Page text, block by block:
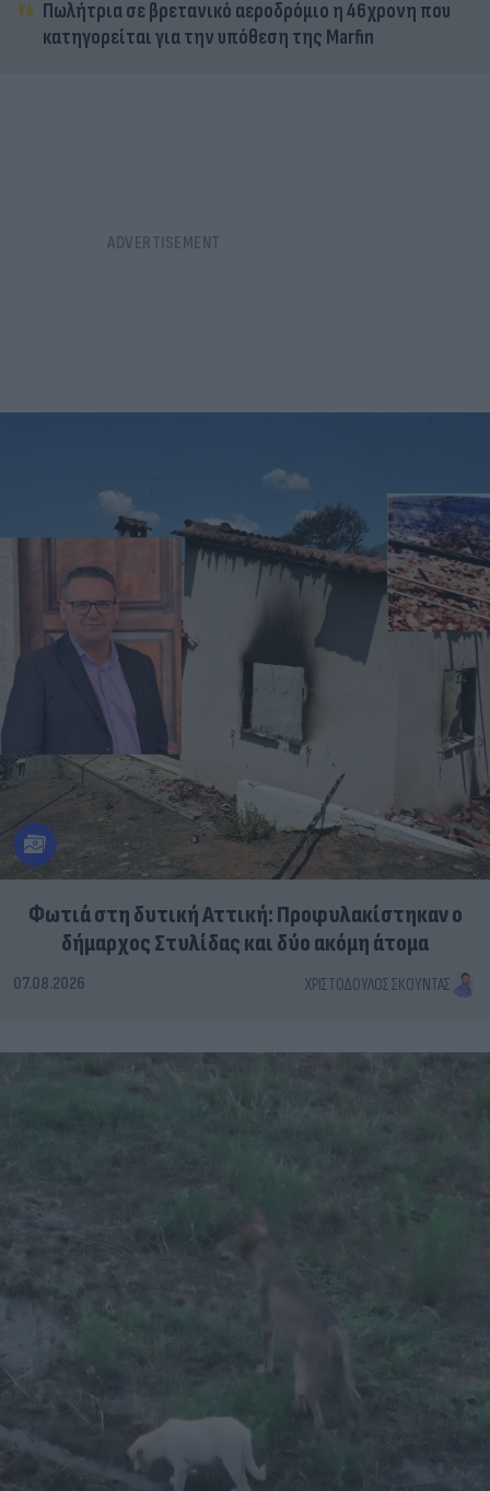
Πωλήτρια σε βρετανικό αεροδρόμιο η 46χρονη που
κατηγορείται για την υπόθεση της Marfin
Φωτιά στη δυτική Αττική: Προφυλακίστηκαν ο
δήμαρχος Στυλίδας και δύο ακόμη άτομα
07.08.2026 ΧΡΙΣΤΌΔΟΥΛΟΣ ΣΚΟΎΝΤΑΣ